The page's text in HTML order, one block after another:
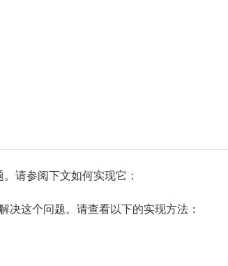
请参阅下文如何实现它：
这个问题。请查看以下的实现方法：